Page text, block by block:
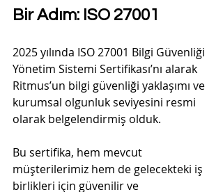
Bir Adım: ISO 27001
2025 yılında ISO 27001 Bilgi Güvenliği
Yönetim Sistemi Sertifikası’nı alarak
Ritmus’un bilgi güvenliği yaklaşımı ve
kurumsal olgunluk seviyesini resmi
olarak belgelendirmiş olduk.
Bu sertifika, hem mevcut
müşterilerimiz hem de gelecekteki iş
birlikleri için güvenilir ve